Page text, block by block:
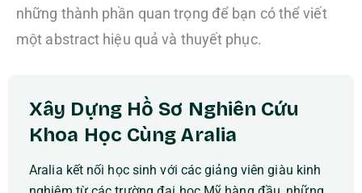
những thành phần quan trọng để bạn có thể viết
một abstract hiệu quả và thuyết phục.
Xây Dựng Hồ Sơ Nghiên Cứu
Khoa Học Cùng Aralia
Aralia kết nối học sinh với các giảng viên giàu kinh